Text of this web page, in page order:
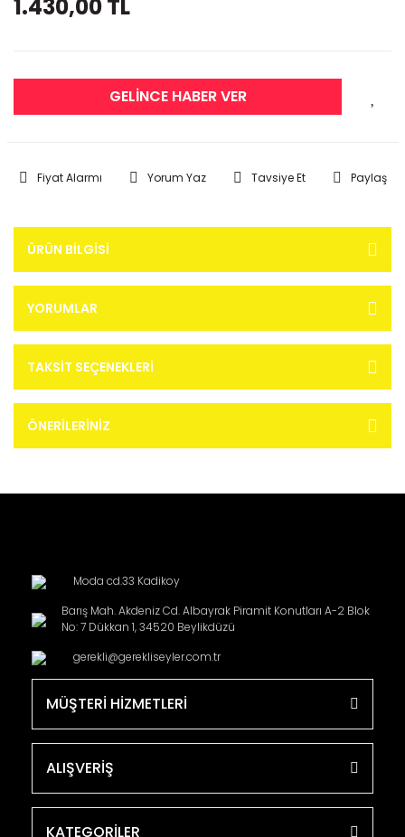
1.430,00 TL
GELİNCE HABER VER
Fiyat Alarmı Yorum Yaz Tavsiye Et Paylaş
ÜRÜN BILGISI
YORUMLAR
TAKSIT SEÇENEKLERI
ÖNERILERINIZ
Moda cd.33 Kadikoy
Barış Mah. Akdeniz Cd. Albayrak Piramit Konutları A-2 Blok
No: 7 Dükkan 1, 34520 Beylikdüzü
gerekli@gerekliseyler.com.tr
MÜŞTERİ HİZMETLERİ
ALIŞVERİŞ
KATEGORİLER